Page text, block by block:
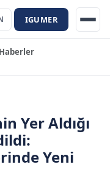
IGUMER
Haberler
Yer Aldığı
Yeni